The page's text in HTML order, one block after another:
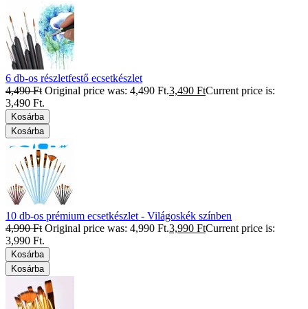
6 db-os részletfestő ecsetkészlet
4,490Ft Original price was: 4,490 Ft.3,490 FtCurrent price is:
3,490 Ft.
Kosárba
Kosárba
10 db-os prémium ecsetkészlet - Világoskék színben
4,990Ft Original price was: 4,990 Ft.3,990 FtCurrent price is:
3,990 Ft.
Kosárba
Kosárba